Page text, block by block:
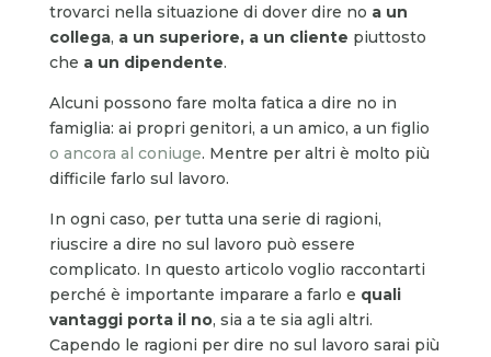
trovarci nella situazione di dover dire no a un
collega, a un superiore, a un cliente piuttosto
che a un dipendente.
Alcuni possono fare molta fatica a dire no in
famiglia: ai propri genitori, a un amico, a un figlio
o ancora al coniuge. Mentre per altri è molto più
difficile farlo sul lavoro.
In ogni caso, per tutta una serie di ragioni,
riuscire a dire no sul lavoro può essere
complicato. In questo articolo voglio raccontarti
perché è importante imparare a farlo e quali
vantaggi porta il no, sia a te sia agli altri.
Capendo le ragioni per dire no sul lavoro sarai più